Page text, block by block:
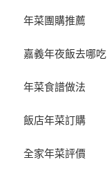
年菜團購推薦
嘉義年夜飯去哪吃
年菜食譜做法
飯店年菜訂購
全家年菜評價